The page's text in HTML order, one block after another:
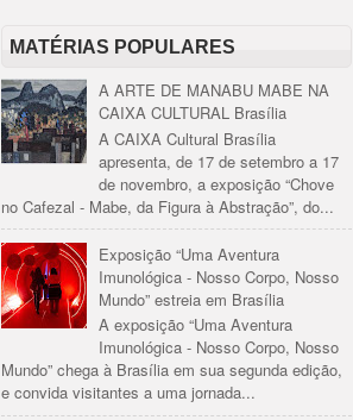
MATÉRIAS POPULARES
A ARTE DE MANABU MABE NA
CAIXA CULTURAL Brasília
A CAIXA Cultural Brasília
apresenta, de 17 de setembro a 17
de novembro, a exposição “Chove
no Cafezal - Mabe, da Figura à Abstração”, do...
Exposição “Uma Aventura
Imunológica - Nosso Corpo, Nosso
Mundo” estreia em Brasília
A exposição “Uma Aventura
Imunológica - Nosso Corpo, Nosso
Mundo” chega à Brasília em sua segunda edição,
e convida visitantes a uma jornada...